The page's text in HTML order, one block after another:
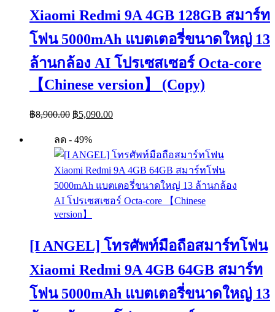
Xiaomi Redmi 9A 4GB 128GB สมาร์ท
โฟน 5000mAh แบตเตอรี่ขนาดใหญ่ 13
ล้านกล้อง AI โปรเซสเซอร์ Octa-core
【Chinese version】 (Copy)
฿8,900.00 Original
price
฿8,900.00.
฿5,090.00Current
price
฿5,090.00.
ลด - 49%
[I ANGEL] โทรศัพท์มือถือสมาร์ทโฟน
Xiaomi Redmi 9A 4GB 64GB สมาร์ท
โฟน 5000mAh แบตเตอรี่ขนาดใหญ่ 13